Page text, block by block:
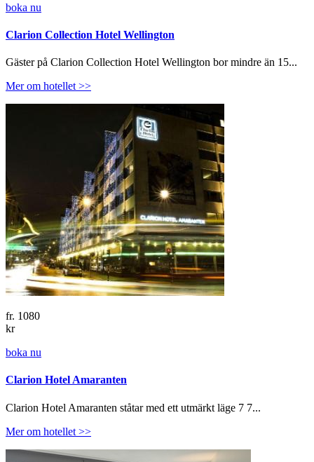
boka nu
Clarion Collection Hotel Wellington
Gäster på Clarion Collection Hotel Wellington bor mindre än 15...
Mer om hotellet >>
fr. 1080
kr
boka nu
Clarion Hotel Amaranten
Clarion Hotel Amaranten ståtar med ett utmärkt läge 7 7...
Mer om hotellet >>